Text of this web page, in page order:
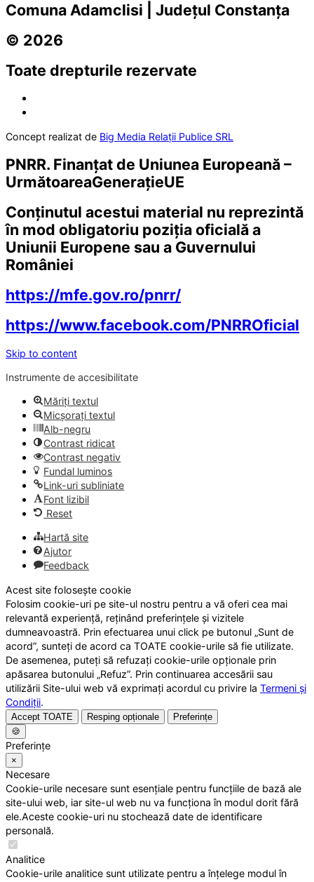
Comuna Adamclisi | Județul Constanța
© 2026
Toate drepturile rezervate
Concept realizat de Big Media Relații Publice SRL
PNRR. Finanțat de Uniunea Europeană –
UrmătoareaGenerațieUE
Conținutul acestui material nu reprezintă
în mod obligatoriu poziția oficială a
Uniunii Europene sau a Guvernului
României
https://mfe.gov.ro/pnrr/
https://www.facebook.com/PNRROficial
Skip to content
Instrumente de accesibilitate
Măriți textul
Micșorați textul
Alb-negru
Contrast ridicat
Contrast negativ
Fundal luminos
Link-uri subliniate
Font lizibil
Reset
Hartă site
Ajutor
Feedback
Acest site folosește cookie
Folosim cookie-uri pe site-ul nostru pentru a vă oferi cea mai
relevantă experiență, reținând preferințele și vizitele
dumneavoastră. Prin efectuarea unui click pe butonul „Sunt de
acord”, sunteți de acord ca TOATE cookie-urile să fie utilizate.
De asemenea, puteți să refuzați cookie-urile opționale prin
apăsarea butonului „Refuz”. Prin continuarea accesării sau
utilizării Site-ului web vă exprimați acordul cu privire la Termeni și
Condiții.
Accept TOATE Resping opționale
Preferințe
🍪
Preferințe
×
Necesare
Cookie-urile necesare sunt esențiale pentru funcțiile de bază ale
site-ului web, iar site-ul web nu va funcționa în modul dorit fără
ele.Aceste cookie-uri nu stochează date de identificare
personală.
Analitice
Cookie-urile analitice sunt utilizate pentru a înțelege modul în